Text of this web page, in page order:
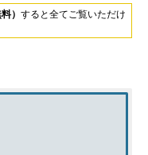
） すると全てご覧いただけ